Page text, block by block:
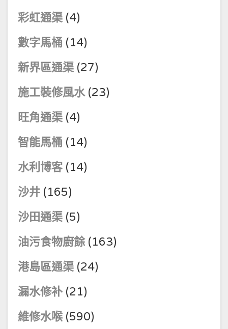
彩虹通渠 (4)
數字馬桶 (14)
新界區通渠 (27)
施工裝修風水(23)
旺角通渠 (4)
智能馬桶 (14)
水利博客(14)
沙井 (165)
沙田通渠 (5)
油污食物廚餘(163)
港島區通渠 (24)
漏水修补 (21)
維修水喉 (590)